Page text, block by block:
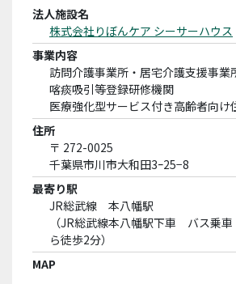
法人施設名
株式会社りぼんケア シーサーハウス
事業内容
訪問介護事業所・居宅介護支援事業
喀痰吸引等登録研修機関
医療強化型サービス付き高齢者向け
住所
〒 272-0025
千葉県市川市大和田3ｰ25−8
最寄り駅
JR総武線 本八幡駅
（JR総武線本八幡駅下車 バス乗
ら徒歩2分）
MAP